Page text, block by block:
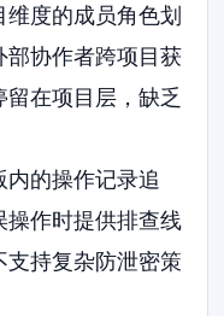
维度的成员角色划
部协作者跨项目获
在项目层，缺乏
内的操作记录追
操作时提供排查线
支持复杂防泄密策